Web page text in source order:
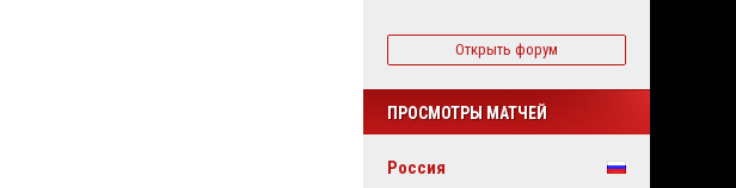
Открыть форум
ПРОСМОТРЫ МАТЧЕЙ
Россия